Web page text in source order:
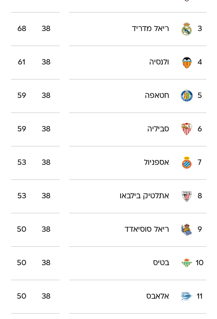
3 ריאל מדריד 38
68
4 ולנסיה 38
61
5 חטאפה 38
59
6 סביליה 38
59
7 אספניול 38
53
8 אתלטיק בילבאו 38
53
9 ריאל סוסיאדד 38
50
10 בטיס 38
50
11 אלאבס 38
50